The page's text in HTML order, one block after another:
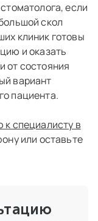
если
скол
клиник готовы
и оказать
от состояния
вариант
пациента.
к специалисту в
или оставьте